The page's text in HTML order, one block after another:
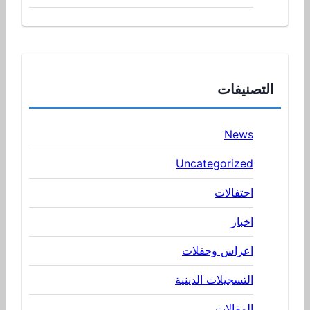
التصنيفات
News
Uncategorized
احتفالات
اخبار
اعراس وحفلات
التسجيلات الدينية